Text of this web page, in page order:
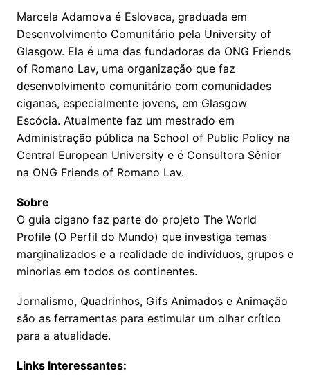
Marcela Adamova é Eslovaca, graduada em
Desenvolvimento Comunitário pela University of
Glasgow. Ela é uma das fundadoras da ONG Friends
of Romano Lav, uma organização que faz
desenvolvimento comunitário com comunidades
ciganas, especialmente jovens, em Glasgow
Escócia. Atualmente faz um mestrado em
Administração pública na School of Public Policy na
Central European University e é Consultora Sênior
na ONG Friends of Romano Lav.
Sobre
O guia cigano faz parte do projeto The World
Profile (O Perfil do Mundo) que investiga temas
marginalizados e a realidade de indivíduos, grupos e
minorias em todos os continentes.
Jornalismo, Quadrinhos, Gifs Animados e Animação
são as ferramentas para estimular um olhar crítico
para a atualidade.
Links Interessantes: